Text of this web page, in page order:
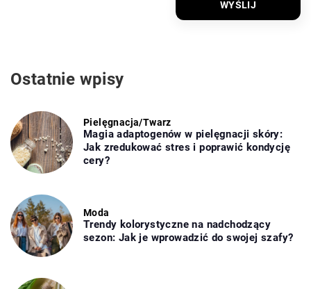
Ostatnie wpisy
Pielęgnacja/Twarz
Magia adaptogenów w pielęgnacji skóry:
Jak zredukować stres i poprawić kondycję
cery?
Moda
Trendy kolorystyczne na nadchodzący
sezon: Jak je wprowadzić do swojej szafy?